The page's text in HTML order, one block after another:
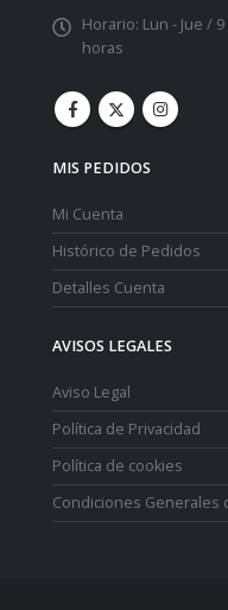
Horario: Lun - Jue /
horas
MIS PEDIDOS
Mi Cuenta
Histórico de Pedidos
Detalles Cuenta
AVISOS LEGALES
Aviso Legal
Política de Privacidad
Política de cookies
Condiciones Generales